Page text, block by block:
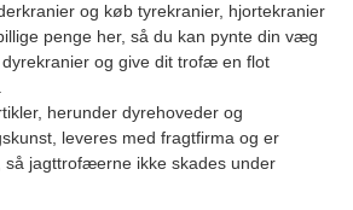
og køb tyrekranier, hjortekranier
penge her, så du kan pynte din væg
og give dit trofæ en flot
herunder dyrehoveder og
leveres med fragtfirma og er
så jagttrofæerne ikke skades under